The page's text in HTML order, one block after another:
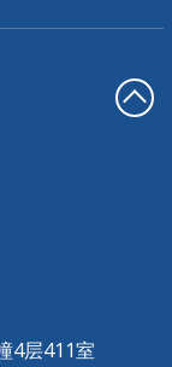
4层411室